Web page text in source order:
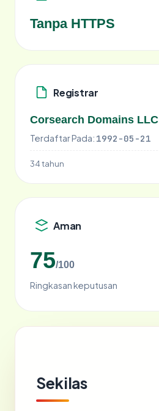
Tanpa HTTPS
Registrar
Corsearch Domains LLC
Terdaftar Pada: 1992-05-21
34 tahun
Aman
75/100
Ringkasan keputusan
Sekilas